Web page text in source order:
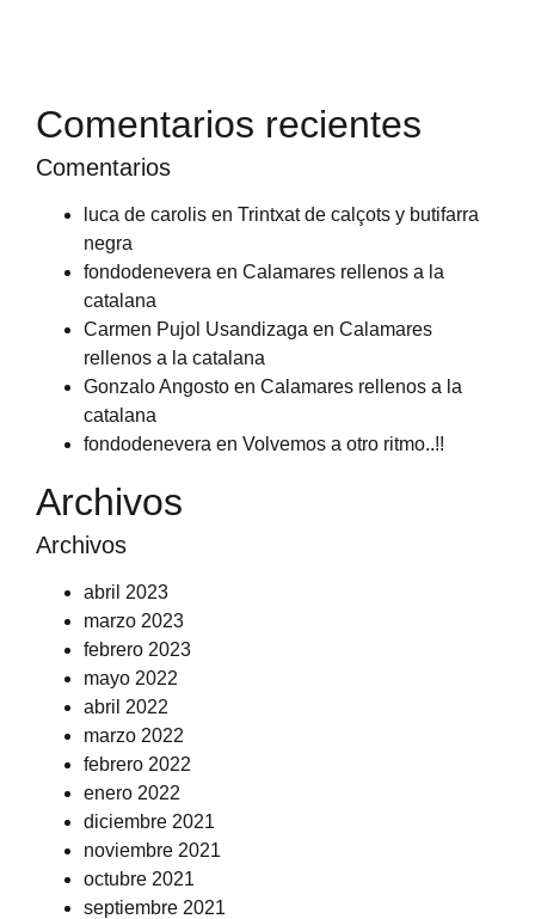
Comentarios recientes
Comentarios
luca de carolis en Trintxat de calçots y butifarra
negra
fondodenevera en Calamares rellenos a la
catalana
Carmen Pujol Usandizaga en Calamares
rellenos a la catalana
Gonzalo Angosto en Calamares rellenos a la
catalana
fondodenevera en Volvemos a otro ritmo..!!
Archivos
Archivos
abril 2023
marzo 2023
febrero 2023
mayo 2022
abril 2022
marzo 2022
febrero 2022
enero 2022
diciembre 2021
noviembre 2021
octubre 2021
septiembre 2021